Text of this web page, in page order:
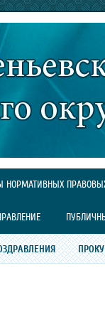
НОРМАТИВНЫХ